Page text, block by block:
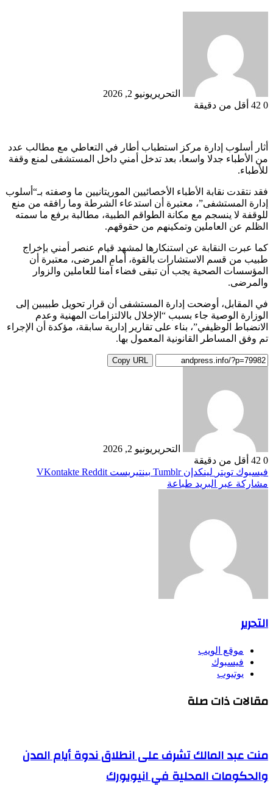
التحرير يونيو 2, 2026
0
أقل من دقيقة
أثار أسلوب إدارة مركز استطباب أطار في التعاطي مع مطالب عدد
من الأطباء جدلا واسعا، بعد تدخل أمني داخل المستشفى لمنع وقفة
للأطباء.
فقد نتقدت نقابة الأطباء الأخصائيين الموريتانيين ما وصفته بـ“أسلوب
إدارة المستشفى”، معتبرة أن استدعاء الشرطة وما رافقه من منع
للوقفة لا ينسجم مع مكانة الطواقم الطبية، مطالبة برفع ما سمته
الظلم عن العاملين وتمكينهم من حقوقهم.
كما عبرت النقابة عن استنكارها لمشهد قيام عنصر أمني بإخراج
طبيب من قسم الاستشارات بالقوة، أمام المرضى، معتبرة أن
المؤسسات الصحية يجب أن تبقى فضاء آمنا للعاملين والزوار
والمرضى.
في المقابل، أوضحت إدارة المستشفى أن قرار تحويل طبيبين إلى
الوزارة الوصية جاء بسبب “الإخلال بالالتزامات المهنية وعدم
الانضباط الوظيفي”، بناء على تقارير إدارية سابقة، مؤكدة أن الإجراء
تم وفق المساطر القانونية المعمول بها.
Copy URL
التحرير يونيو 2, 2026
0
أقل من دقيقة
فيسبوك تويتر لينكدإن بينتيريست
مشاركة عبر البريد طباعة
التحرير
موقع الويب
فيسبوك
يوتيوب
مقالات ذات صلة
منت عبد المالك تشرف على انطلاق ندوة أيام المدن
والحكومات المحلية في انيويورك